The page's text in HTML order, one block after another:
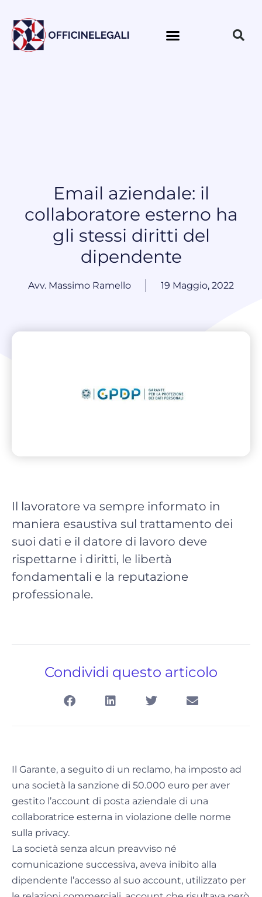
Email aziendale: il
collaboratore esterno ha
gli stessi diritti del
dipendente
Avv. Massimo Ramello 19 Maggio, 2022
Il lavoratore va sempre informato in
maniera esaustiva sul trattamento dei
suoi dati e il datore di lavoro deve
rispettarne i diritti, le libertà
fondamentali e la reputazione
professionale.
Condividi questo articolo
Il Garante, a seguito di un reclamo, ha imposto ad
una società la sanzione di 50.000 euro per aver
gestito l’account di posta aziendale di una
collaboratrice esterna in violazione delle norme
sulla privacy.
La società senza alcun preavviso né
comunicazione successiva, aveva inibito alla
dipendente l’accesso al suo account, utilizzato per